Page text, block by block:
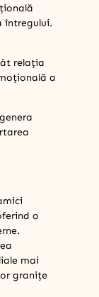
întregului.
relația
a
o
mai
granițe